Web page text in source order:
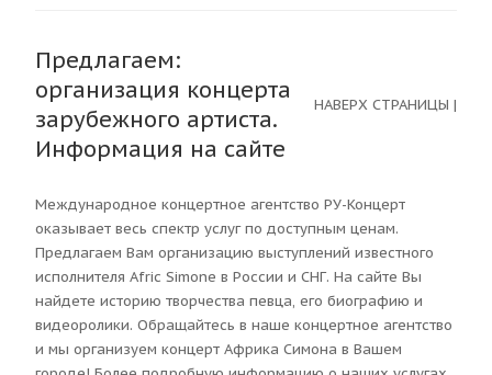
Предлагаем:
организация концерта
зарубежного артиста.
Информация на сайте
НАВЕРХ СТРАНИЦЫ |
Международное концертное агентство РУ-Концерт
оказывает весь спектр услуг по доступным ценам.
Предлагаем Вам организацию выступлений известного
исполнителя Afric Simone в России и СНГ. На сайте Вы
найдете историю творчества певца, его биографию и
видеоролики. Обращайтесь в наше концертное агентство
и мы организуем концерт Африка Симона в Вашем